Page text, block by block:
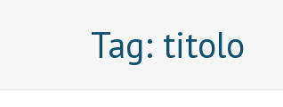
Tag: titolo